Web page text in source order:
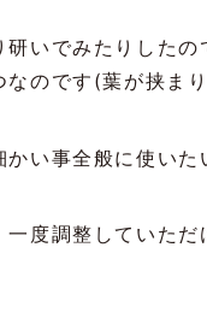
いでみたりした
なのです(葉が挟ま
い事全般に使いた
度調整していただ